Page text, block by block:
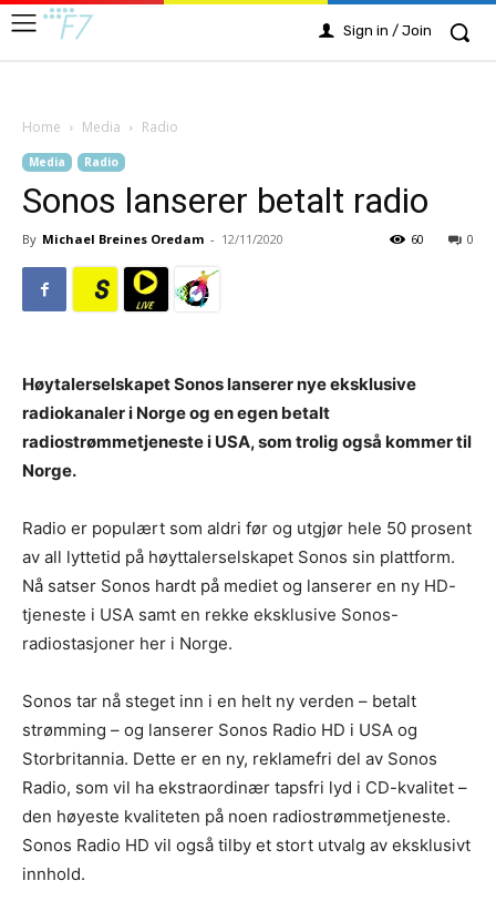
Sign in / Join
Home Media Radio
Media Radio
Sonos lanserer betalt radio
By Michael Breines Oredam - 12/11/2020 0
60
Høytalerselskapet Sonos lanserer nye eksklusive
radiokanaler i Norge og en egen betalt
radiostrømmetjeneste i USA, som trolig også kommer til
Norge.
Radio er populært som aldri før og utgjør hele 50 prosent
av all lyttetid på høyttalerselskapet Sonos sin plattform.
Nå satser Sonos hardt på mediet og lanserer en ny HD-
tjeneste i USA samt en rekke eksklusive Sonos-
radiostasjoner her i Norge.
Sonos tar nå steget inn i en helt ny verden – betalt
strømming – og lanserer Sonos Radio HD i USA og
Storbritannia. Dette er en ny, reklamefri del av Sonos
Radio, som vil ha ekstraordinær tapsfri lyd i CD-kvalitet –
den høyeste kvaliteten på noen radiostrømmetjeneste.
Sonos Radio HD vil også tilby et stort utvalg av eksklusivt
innhold.